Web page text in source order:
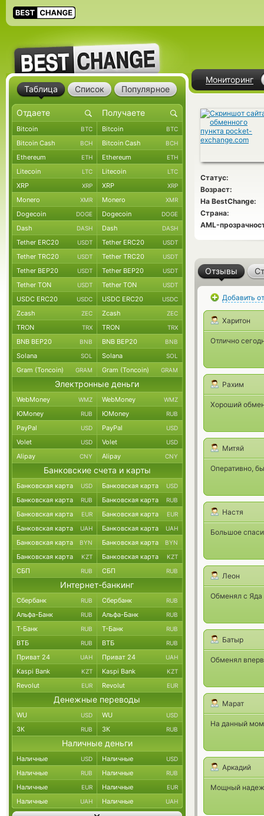
Мониторинг
Статус:
Возраст:
На BestChange:
Страна:
AML-
Отзывы
Добавить
Харитон
Отлично
Рахим
Хороший
Митяй
Оперативно,
Настя
Большое
Леон
Обменял с Яда
Батыр
Обменял
Марат
На данный
Аркадий
Мощный
Таблица Список Популярное
Bitcoin BTC Bitcoin BTC
Bitcoin Cash BCH Bitcoin Cash BCH
Ethereum ETH Ethereum ETH
Litecoin LTC Litecoin LTC
XRP XRP XRP XRP
Monero XMR Monero XMR
Dogecoin DOGE Dogecoin DOGE
Dash DASH Dash DASH
Tether ERC20 USDT Tether ERC20 USDT
Tether TRC20 USDT Tether TRC20 USDT
Tether BEP20 USDT Tether BEP20 USDT
Tether TON USDT Tether TON USDT
USDC ERC20 USDC USDC ERC20 USDC
Zcash ZEC Zcash ZEC
TRON TRX TRON TRX
BNB BEP20 BNB BNB BEP20 BNB
Solana SOL Solana SOL
Gram (Toncoin) GRAM Gram (Toncoin) GRAM
Электронные деньги
WebMoney WMZ WebMoney WMZ
ЮMoney RUB ЮMoney RUB
PayPal USD PayPal USD
Volet USD Volet USD
Alipay CNY Alipay CNY
Банковские счета и карты
Банковская карта USD Банковская карта USD
Банковская карта RUB Банковская карта RUB
Банковская карта EUR Банковская карта EUR
Банковская карта UAH Банковская карта UAH
Банковская карта BYN Банковская карта BYN
Банковская карта KZT Банковская карта KZT
СБП RUB СБП RUB
Интернет-банкинг
Сбербанк RUB Сбербанк RUB
Альфа-Банк RUB Альфа-Банк RUB
Т-Банк RUB Т-Банк RUB
ВТБ RUB ВТБ RUB
Приват 24 UAH Приват 24 UAH
Kaspi Bank KZT Kaspi Bank KZT
Revolut EUR Revolut EUR
Денежные переводы
WU USD WU USD
ЗК RUB ЗК RUB
Наличные деньги
Наличные USD Наличные USD
Наличные RUB Наличные RUB
Наличные EUR Наличные EUR
Наличные UAH Наличные UAH